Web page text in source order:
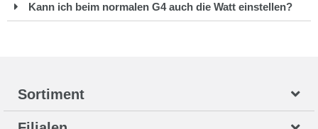
Kann ich beim normalen G4 auch die Watt einstellen?
Sortiment